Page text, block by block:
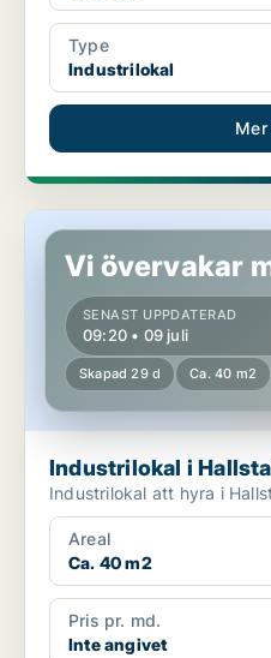
Type
Industrilokal
Industrilokal i Hallstahammar,
Vi övervakar
SENAST UPPDATERAD
09:20 • 09 juli
Skapad 29 d Ca. 40 m2
Industrilokal i
Industrilokal att hyra i
Areal
Ca. 40 m2
Pris pr. md.
Inte angivet